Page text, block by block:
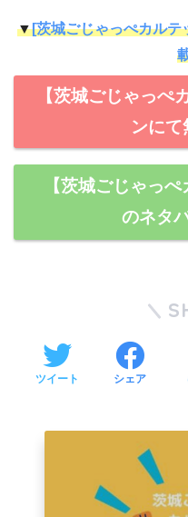
▼[茨城ごじゃっぺカルテ
【茨城ごじゃっぺ
ンにて
【茨城ごじゃっ
のネタ
ツイート シェア